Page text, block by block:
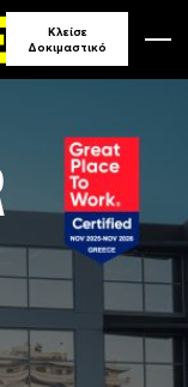
Κλείσε
Δοκιμαστικό